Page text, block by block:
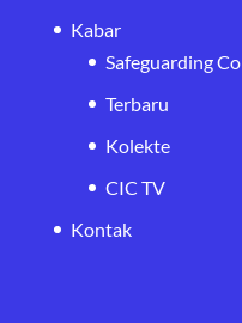
Kabar
Safeguarding
Terbaru
Kolekte
CIC TV
Kontak